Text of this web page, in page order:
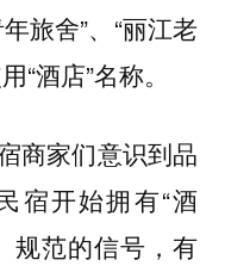
旅舍”、“丽江老
“酒店”名称。
商家们意识到品
宿开始拥有“酒
规范的信号，有